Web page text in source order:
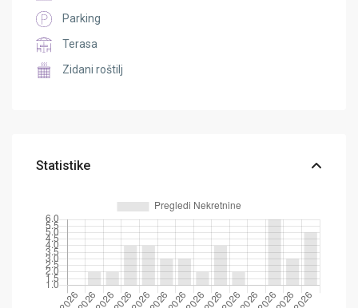
Parking
Terasa
Zidani roštilj
Statistike